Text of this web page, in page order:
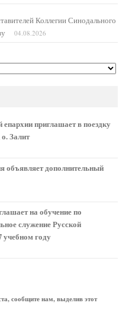
Коллегии Синодального
04.08.2026
приглашает в поездку
Залит
объявляет дополнительный
на обучение по
служение Русской
учебном году
сообщите нам, выделив этот